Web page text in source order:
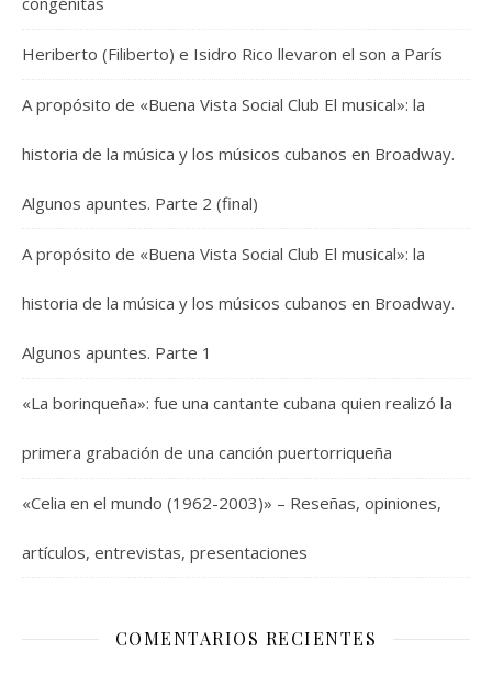
Heriberto (Filiberto) e Isidro Rico llevaron el son a París
A propósito de «Buena Vista Social Club El musical»: la
historia de la música y los músicos cubanos en Broadway.
Algunos apuntes. Parte 2 (final)
A propósito de «Buena Vista Social Club El musical»: la
historia de la música y los músicos cubanos en Broadway.
Algunos apuntes. Parte 1
«La borinqueña»: fue una cantante cubana quien realizó la
primera grabación de una canción puertorriqueña
«Celia en el mundo (1962-2003)» – Reseñas, opiniones,
artículos, entrevistas, presentaciones
COMENTARIOS RECIENTES